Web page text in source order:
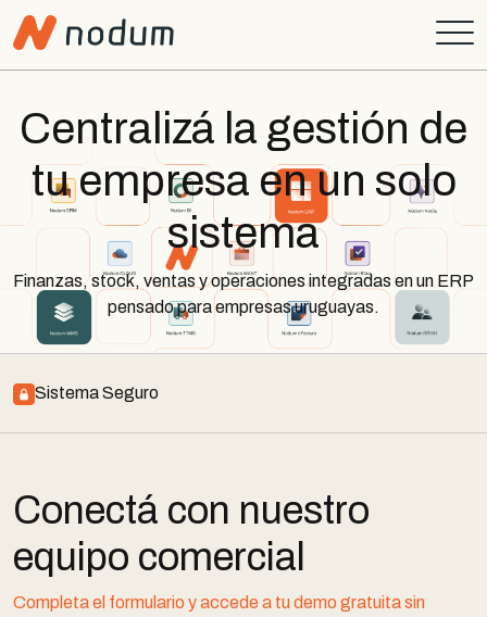
Centralizá la gestión de
tu empresa en un solo
sistema
Finanzas, stock, ventas y operaciones integradas en un ERP
pensado para empresas uruguayas.
Sistema Seguro
Conectá con nuestro
equipo comercial
Completa el formulario y accede a tu demo gratuita sin